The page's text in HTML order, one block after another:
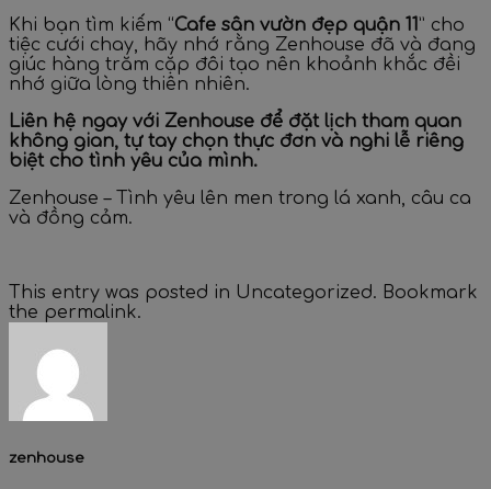
Khi bạn tìm kiếm “Cafe sân vườn đẹp quận 11” cho
tiệc cưới chay, hãy nhớ rằng Zenhouse đã và đang
giúc hàng trăm cặp đôi tạo nên khoảnh khắc đềi
nhớ giữa lòng thiên nhiên.
Liên hệ ngay với Zenhouse để đặt lịch tham quan
không gian, tự tay chọn thực đơn và nghi lễ riêng
biệt cho tình yêu của mình.
Zenhouse – Tình yêu lên men trong lá xanh, câu ca
và đồng cảm.
This entry was posted in Uncategorized. Bookmark
the permalink.
zenhouse